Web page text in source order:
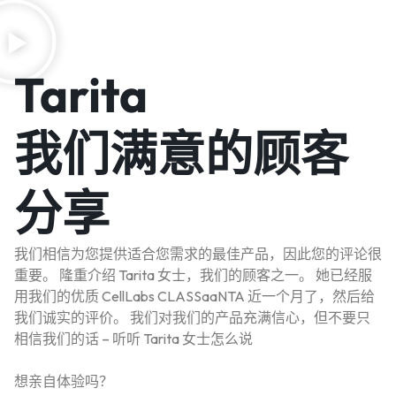
Tarita
我们满意的顾客
分享
我们相信为您提供适合您需求的最佳产品，因此您的评论很
重要。 隆重介绍 Tarita 女士，我们的顾客之一。 她已经服
用我们的优质 CellLabs CLASSaaNTA 近一个月了，然后给
我们诚实的评价。 我们对我们的产品充满信心，但不要只
相信我们的话 – 听听 Tarita 女士怎么说
想亲自体验吗？